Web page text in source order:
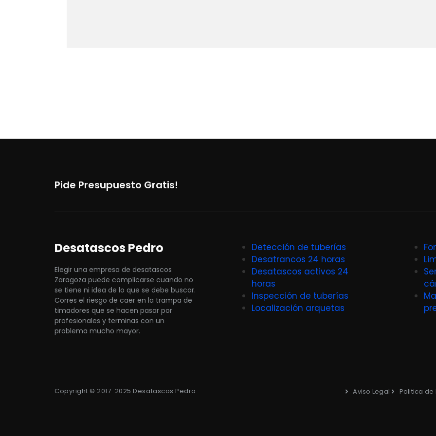
Pide Presupuesto Gratis!
Desatascos Pedro
Elegir una empresa de desatascos
Zaragoza puede complicarse cuando no
se tiene ni idea de lo que se debe buscar.
Corres el riesgo de caer en la trampa de
timadores que se hacen pasar por
profesionales y terminas con un
problema mucho mayor.
Detección de tuberías
Desatrancos 24 horas
Desatascos activos 24
horas
Inspección de tuberías
Localización arquetas
Copyright © 2017-2025 Desatascos Pedro Aviso Legal Politica de